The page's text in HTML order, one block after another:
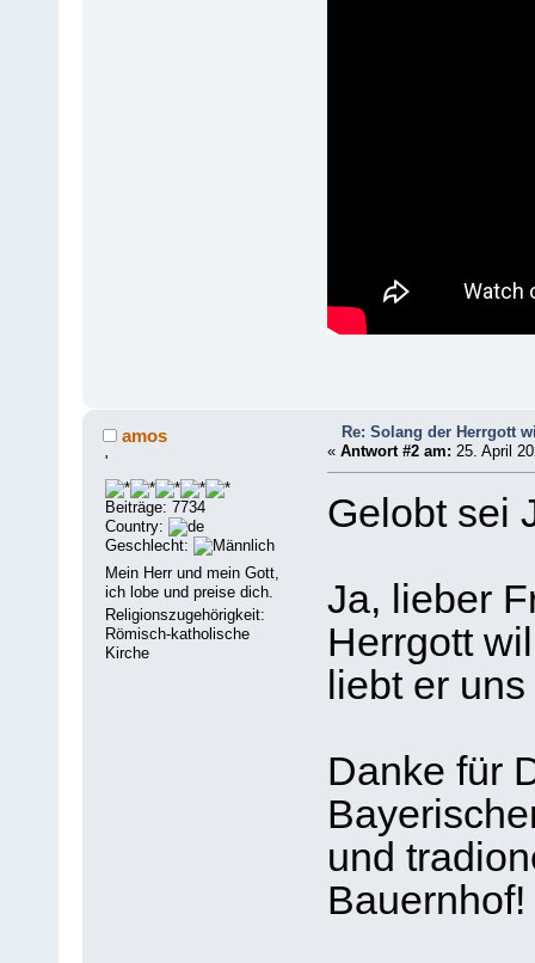
amos
'
Beiträge: 7734
Country:
Geschlecht:
Mein Herr und mein Gott,
ich lobe und preise dich.
Religionszugehörigkeit:
Römisch-katholische
Kirche
Re: Solang der Herrgott
« Antwort #2 am: 25. April
Gelobt sei
Ja, lieber
Herrgott
liebt er
Danke für
und
Bauernhof!